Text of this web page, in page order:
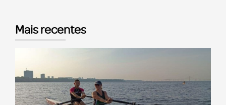
Mais recentes